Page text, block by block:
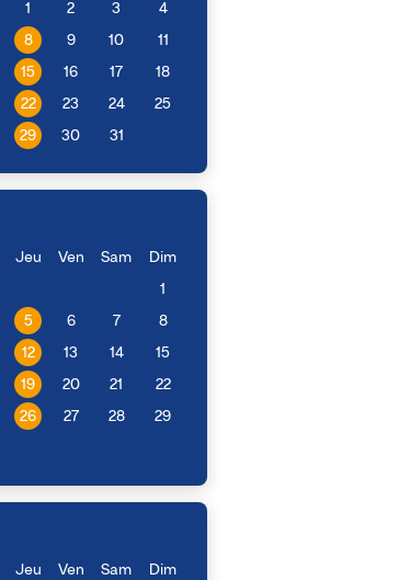
1 2 3 4
8 9 10 11
15 16 17 18
22 23 24 25
29 30 31
Jeu Ven Sam Dim
1
5 6 7 8
12 13 14 15
19 20 21 22
26 27 28 29
Jeu Ven Sam Dim